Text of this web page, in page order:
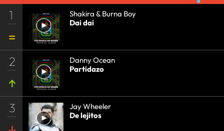
1
Shakira & Burna Boy
Dai dai
2
Danny Ocean
Partidazo
3
Jay Wheeler
De lejitos